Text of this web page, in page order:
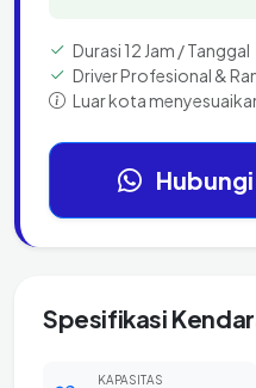
Durasi 12 Jam / Tanggal
Driver Profesional &
Luar kota
Spesifikasi
KAPASITAS